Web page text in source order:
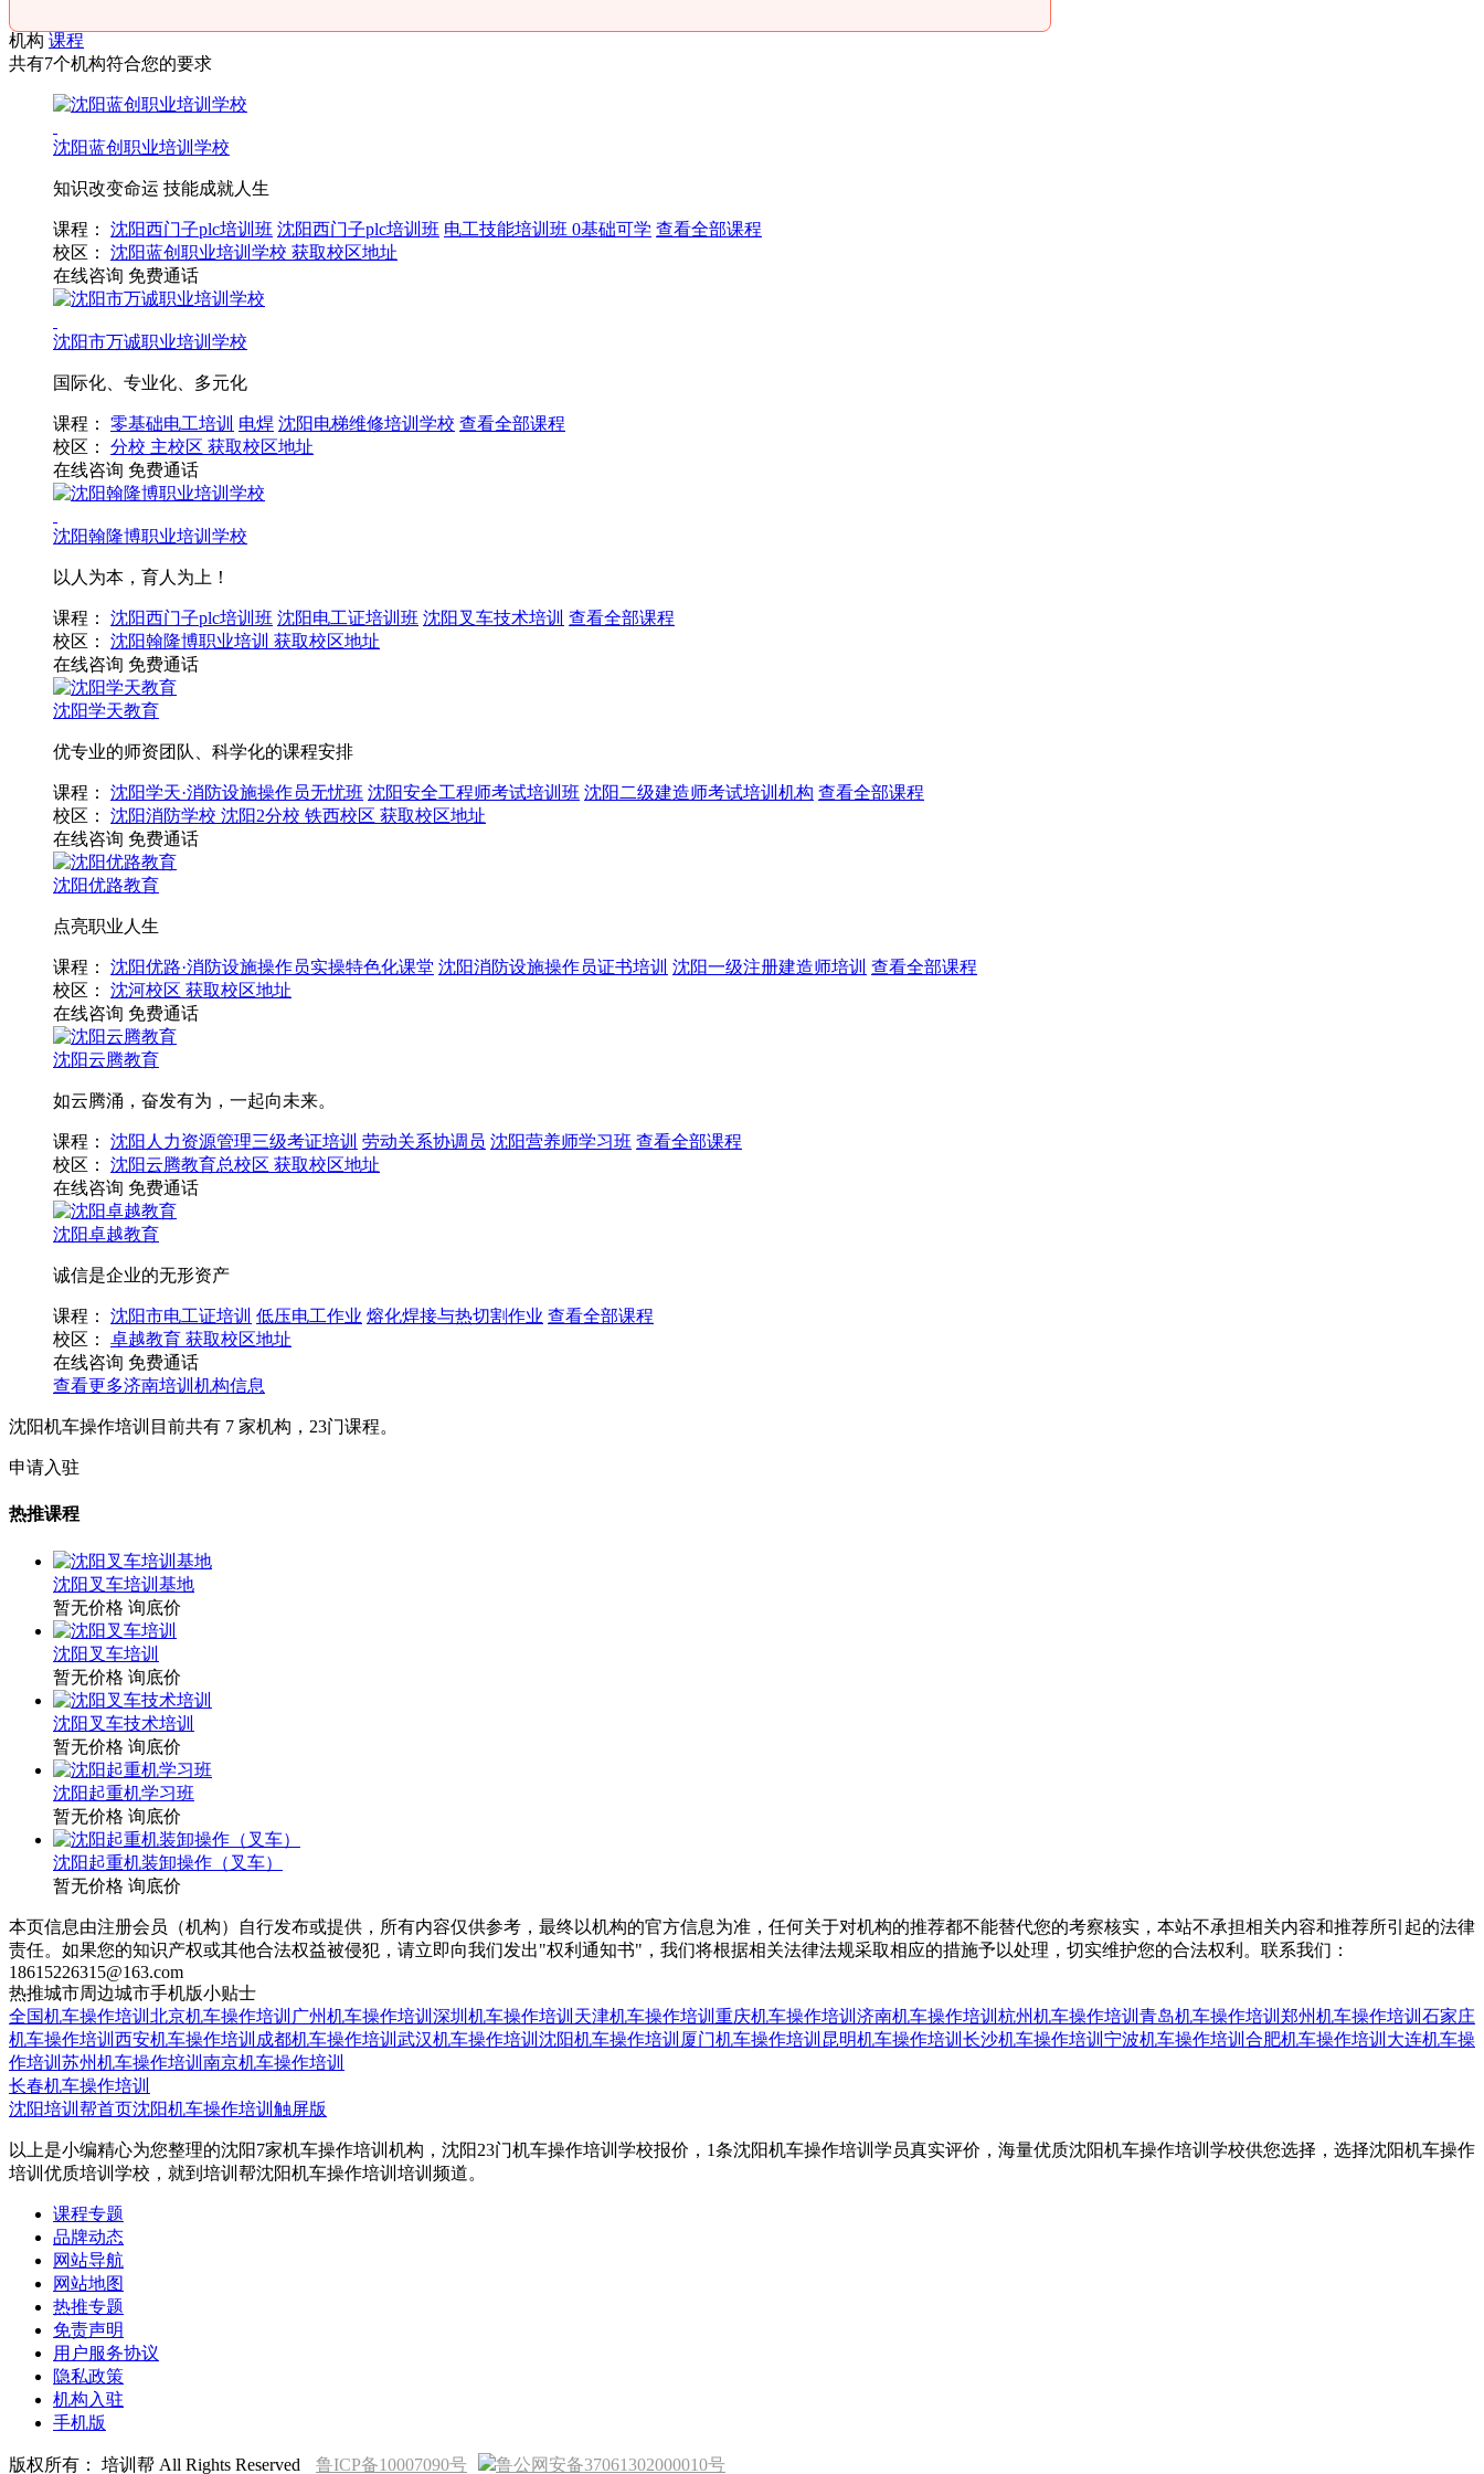
机构 课程
共有7个机构符合您的要求
沈阳蓝创职业培训学校
知识改变命运 技能成就人生
课程： 沈阳西门子plc培训班 沈阳西门子plc培训班 电工技能培训班 0基础可学 查看全部课程
校区：
沈阳蓝创职业培训学校 获取校区地址
在线咨询 免费通话
沈阳市万诚职业培训学校
国际化、专业化、多元化
课程： 零基础电工培训 电焊 沈阳电梯维修培训学校 查看全部课程
校区：
分校 主校区 获取校区地址
在线咨询 免费通话
沈阳翰隆博职业培训学校
以人为本，育人为上！
课程： 沈阳西门子plc培训班 沈阳电工证培训班 沈阳叉车技术培训 查看全部课程
校区：
沈阳翰隆博职业培训 获取校区地址
在线咨询 免费通话
沈阳学天教育
优专业的师资团队、科学化的课程安排
课程： 沈阳学天·消防设施操作员无忧班 沈阳安全工程师考试培训班 沈阳二级建造师考试培训机构 查看全部课程
校区：
沈阳消防学校 沈阳2分校 铁西校区 获取校区地址
在线咨询 免费通话
沈阳优路教育
点亮职业人生
课程： 沈阳优路·消防设施操作员实操特色化课堂 沈阳消防设施操作员证书培训 沈阳一级注册建造师培训 查看全部课程
校区：
沈河校区 获取校区地址
在线咨询 免费通话
沈阳云腾教育
如云腾涌，奋发有为，一起向未来。
课程： 沈阳人力资源管理三级考证培训 劳动关系协调员 沈阳营养师学习班 查看全部课程
校区：
沈阳云腾教育总校区 获取校区地址
在线咨询 免费通话
沈阳卓越教育
诚信是企业的无形资产
课程： 沈阳市电工证培训 低压电工作业 熔化焊接与热切割作业 查看全部课程
校区：
卓越教育 获取校区地址
在线咨询 免费通话
查看更多济南培训机构信息
沈阳机车操作培训目前共有 7 家机构， 23门课程。
申请入驻
热推课程
沈阳叉车培训基地
暂无价格 询底价
沈阳叉车培训
暂无价格 询底价
沈阳叉车技术培训
暂无价格 询底价
沈阳起重机学习班
暂无价格 询底价
沈阳起重机装卸操作（叉车）
暂无价格 询底价
本页信息由注册会员（机构）自行发布或提供，所有内容仅供参考，最终以机构的官方信息为准，任何关于对机构的推荐都不能替代您的考察核实，本站不承担相关内容和推荐所引起的法律
责任。如果您的知识产权或其他合法权益被侵犯，请立即向我们发出"权利通知书"，我们将根据相关法律法规采取相应的措施予以处理，切实维护您的合法权利。联系我们：
18615226315@163.com
热推城市周边城市手机版小贴士
全国机车操作培训 北京机车操作培训 广州机车操作培训 深圳机车操作培训 天津机车操作培训 重庆机车操作培训 济南机车操作培训 杭州机车操作培训 青岛机车操作培训 郑州机车操作培训 石家庄
机车操作培训 西安机车操作培训 成都机车操作培训 武汉机车操作培训 沈阳机车操作培训 厦门机车操作培训 昆明机车操作培训 长沙机车操作培训 宁波机车操作培训 合肥机车操作培训 大连机车操
作培训 苏州机车操作培训 南京机车操作培训
长春机车操作培训
沈阳培训帮首页沈阳机车操作培训触屏版
以上是小编精心为您整理的沈阳7家机车操作培训机构，沈阳23门机车操作培训学校报价，1条沈阳机车操作培训学员真实评价，海量优质沈阳机车操作培训学校供您选择，选择沈阳机车操作
培训优质培训学校，就到培训帮沈阳机车操作培训培训频道。
课程专题
品牌动态
网站导航
网站地图
热推专题
免责声明
用户服务协议
隐私政策
机构入驻
手机版
版权所有： 培训帮 All Rights Reserved 鲁ICP备10007090号 鲁公网安备37061302000010号